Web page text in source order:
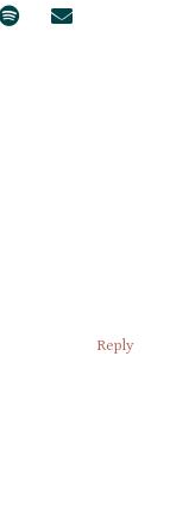
Reply